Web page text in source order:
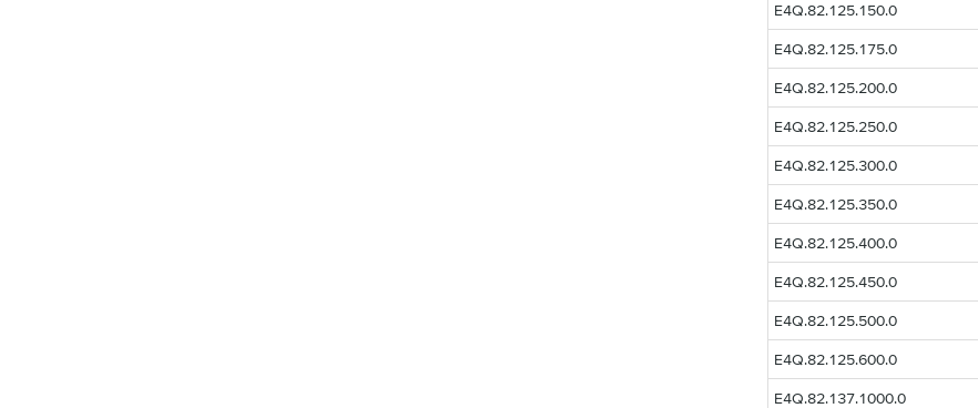
E4Q.82.125.150.0
E4Q.82.125.175.0
E4Q.82.125.200.0
E4Q.82.125.250.0
E4Q.82.125.300.0
E4Q.82.125.350.0
E4Q.82.125.400.0
E4Q.82.125.450.0
E4Q.82.125.500.0
E4Q.82.125.600.0
E4Q.82.137.1000.0